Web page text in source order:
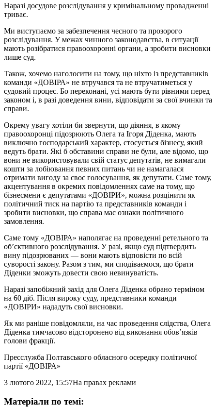
Наразі досудове розслідування у кримінальному провадженні
триває.
Ми виступаємо за забезпечення чесного та прозорого
розслідування. У межах чинного законодавства, в ситуації
мають розібратися правоохоронні органи, а зробити висновки
лише суд.
Також, хочемо наголосити на тому, що ніхто із представників
команди «ДОВІРА» не втручався та не втручатиметься у
судовий процес. Бо переконані, усі мають бути рівними перед
законом і, в разі доведення вини, відповідати за свої вчинки та
справи.
Окрему увагу хотіли би звернути, що діяння, в якому
правоохоронці підозрюють Олега та Ігоря Діденка, мають
виключно господарський характер, стосується бізнесу, який
ведуть брати. Які б обставини справи не були, але відомо, що
вони не використовували свій статус депутатів, не вимагали
кошти за лобіювання певних питань чи не намагалася
отримати вигоду за своє голосування, як депутати. Саме тому,
акцентування в окремих повідомленнях саме на тому, що
бізнесмени є депутатами «ДОВІРИ», можна розцінити як
політичний тиск на партію та представників команди і
зробити висновки, що справа має ознаки політичного
замовлення.
Саме тому «ДОВІРА» наполягає на проведенні ретельного та
об’єктивного розслідування. У разі, якщо суд підтвердить
вину підозрюваних — вони мають відповісти по всій
суворості закону. Разом з тим, ми сподіваємося, що брати
Діденки зможуть довести свою невинуватість.
Наразі запобіжний захід для Олега Діденка обрано терміном
на 60 діб. Після вироку суду, представники команди
«ДОВІРИ» нададуть свої висновки.
Як ми раніше повідомляли, на час проведення слідства, Олега
Діденка тимчасово відсторонено від виконання обов’язків
голови фракції.
Пресслужба Полтавського обласного осередку політичної
партії «ДОВІРА»
3 лютого 2022, 15:57На правах реклами
Матеріали по темі: